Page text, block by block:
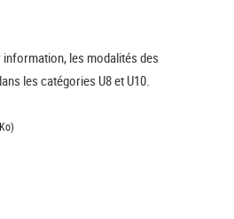
les modalités des
les catégories U8 et U10.